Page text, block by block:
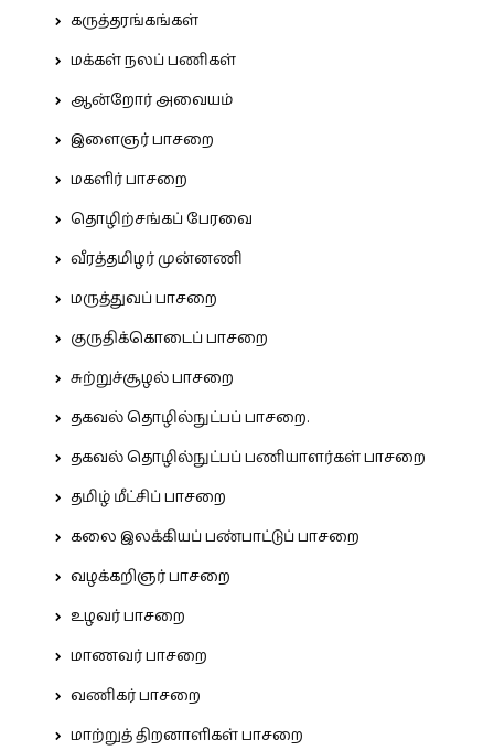
கருத்தரங்கங்கள்
மக்கள் நலப் பணிகள்
ஆன்றோர் அவையம்
இளைஞர் பாசறை
மகளிர் பாசறை
தொழிற்சங்கப் பேரவை
வீரத்தமிழர் முன்னணி
மருத்துவப் பாசறை
குருதிக்கொடைப் பாசறை
சுற்றுச்சூழல் பாசறை
தகவல் தொழில்நுட்பப் பாசறை.
தகவல் தொழில்நுட்பப் பணியாளர்கள் பாசறை
தமிழ் மீட்சிப் பாசறை
கலை இலக்கியப் பண்பாட்டுப் பாசறை
வழக்கறிஞர் பாசறை
உழவர் பாசறை
மாணவர் பாசறை
வணிகர் பாசறை
மாற்றுத் திறனாளிகள் பாசறை